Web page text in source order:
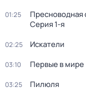
01:25 Пресноводная
Серия 1-я
02:25 Искатели
03:10 Первые в мире
03:25 Пилюля